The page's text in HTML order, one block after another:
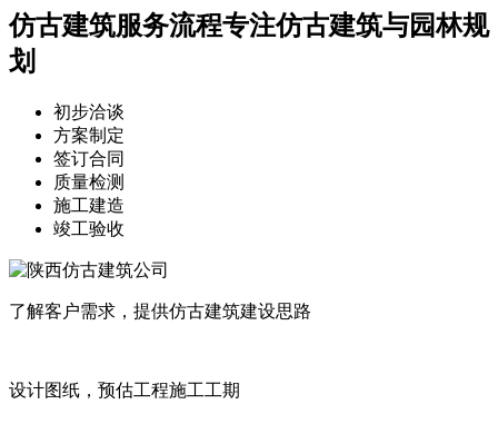
仿古建筑服务流程专注仿古建筑与园林规
划
初步洽谈
方案制定
签订合同
质量检测
施工建造
竣工验收
了解客户需求，提供仿古建筑建设思路
设计图纸，预估工程施工工期